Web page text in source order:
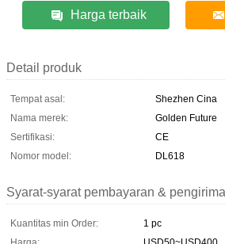
Harga terbaik
Detail produk
Tempat asal:
Shezhen Cina
Nama merek:
Golden Future
Sertifikasi:
CE
Nomor model:
DL618
Syarat-syarat pembayaran &
Kuantitas min Order:
1 pc